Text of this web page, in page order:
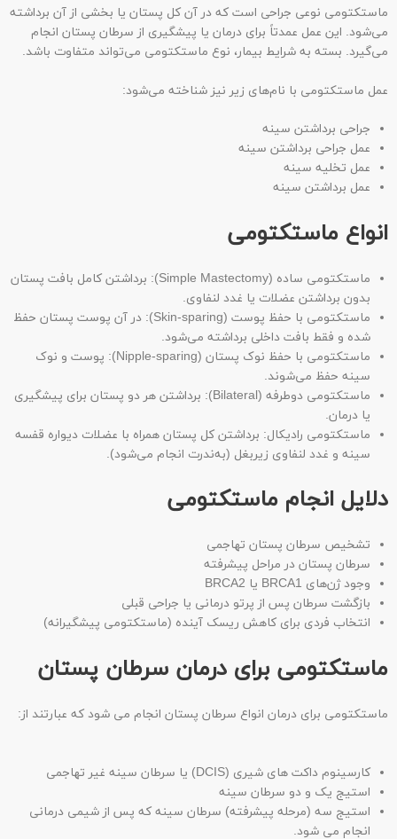
ماستکتومی نوعی جراحی است که در آن کل پستان یا بخشی از آن برداشته
می‌شود. این عمل عمدتاً برای درمان یا پیشگیری از سرطان پستان انجام
می‌گیرد. بسته به شرایط بیمار، نوع ماستکتومی می‌تواند متفاوت باشد.
عمل ماستکتومی با نام‌های زیر نیز شناخته می‌شود:
جراحی برداشتن سینه
عمل جراحی برداشتن سینه
عمل تخلیه سینه
عمل برداشتن سینه
انواع ماستکتومی
ماستکتومی ساده (Simple Mastectomy): برداشتن کامل بافت پستان
بدون برداشتن عضلات یا غدد لنفاوی.
ماستکتومی با حفظ پوست (Skin-sparing): در آن پوست پستان حفظ
شده و فقط بافت داخلی برداشته می‌شود.
ماستکتومی با حفظ نوک پستان (Nipple-sparing): پوست و نوک
سینه حفظ می‌شوند.
ماستکتومی دوطرفه (Bilateral): برداشتن هر دو پستان برای پیشگیری
یا درمان.
ماستکتومی رادیکال: برداشتن کل پستان همراه با عضلات دیواره قفسه
سینه و غدد لنفاوی زیربغل (به‌ندرت انجام می‌شود).
دلایل انجام ماستکتومی
تشخیص سرطان پستان تهاجمی
سرطان پستان در مراحل پیشرفته
وجود ژن‌های BRCA1 یا BRCA2
بازگشت سرطان پس از پرتو درمانی یا جراحی قبلی
انتخاب فردی برای کاهش ریسک آینده (ماستکتومی پیشگیرانه)
ماستکتومی برای درمان سرطان پستان
ماستکتومی برای درمان انواع سرطان پستان انجام می شود که عبارتند از:
کارسینوم داکت های شیری (DCIS) یا سرطان سینه غیر تهاجمی
استیج یک و دو سرطان سینه
استیج سه (مرحله پیشرفته) سرطان سینه که پس از شیمی درمانی
انجام می شود.